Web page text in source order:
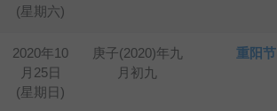
(星期六)
2020年10
月25日
(星期日)
庚子(2020)年九
月初九
重阳节